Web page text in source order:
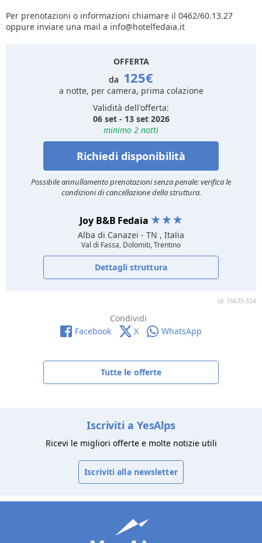
Per prenotazioni o informazioni chiamare il 0462/60.13.27
oppure inviare una mail a info@hotelfedaia.it
OFFERTA
da 125€
a notte, per camera, prima colazione
Validità dell'offerta:
06 set - 13 set 2026
minimo 2 notti
Richiedi disponibilità
Possibile annullamento prenotazioni senza penale: verifica le
condizioni di cancellazione della struttura.
Joy B&B Fedaia
Alba di Canazei - TN , Italia
Val di Fassa, Dolomiti, Trentino
Dettagli struttura
id: 16635-324
Condividi
Facebook
X WhatsApp
Tutte le offerte
Iscriviti a YesAlps
Ricevi le migliori offerte e molte notizie utili
Iscriviti alla newsletter